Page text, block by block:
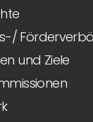
und Ziele